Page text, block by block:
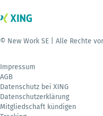
© New Work SE | Alle Rechte
Impressum
AGB
Datenschutz bei XING
Datenschutzerklärung
Mitgliedschaft kündigen